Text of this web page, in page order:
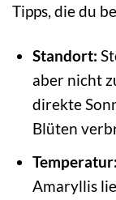
Tipps, die du
Standort:
aber nicht
direkte
Blüten
Temperatur:
Amaryllis